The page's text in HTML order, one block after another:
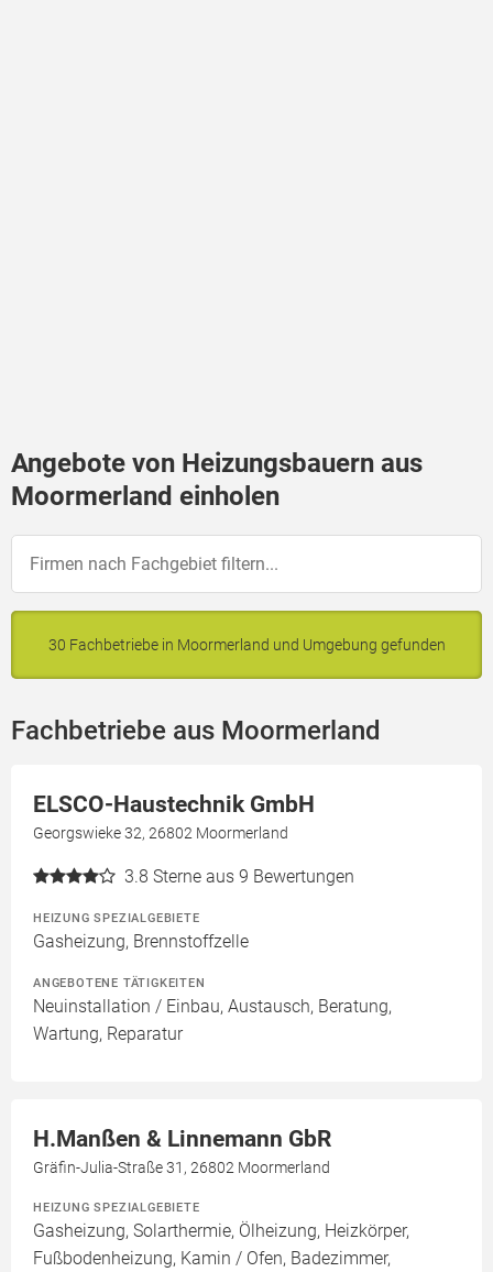
Angebote von Heizungsbauern aus
Moormerland einholen
30 Fachbetriebe in Moormerland und Umgebung gefunden
Fachbetriebe aus Moormerland
ELSCO-Haustechnik GmbH
Georgswieke 32, 26802 Moormerland
3.8 Sterne aus 9 Bewertungen
HEIZUNG SPEZIALGEBIETE
Gasheizung, Brennstoffzelle
ANGEBOTENE TÄTIGKEITEN
Neuinstallation / Einbau, Austausch, Beratung,
Wartung, Reparatur
H.Manßen & Linnemann GbR
Gräfin-Julia-Straße 31, 26802 Moormerland
HEIZUNG SPEZIALGEBIETE
Gasheizung, Solarthermie, Ölheizung, Heizkörper,
Fußbodenheizung, Kamin / Ofen, Badezimmer,